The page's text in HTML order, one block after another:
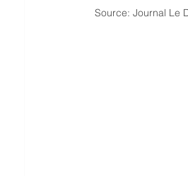
Source: Journal Le